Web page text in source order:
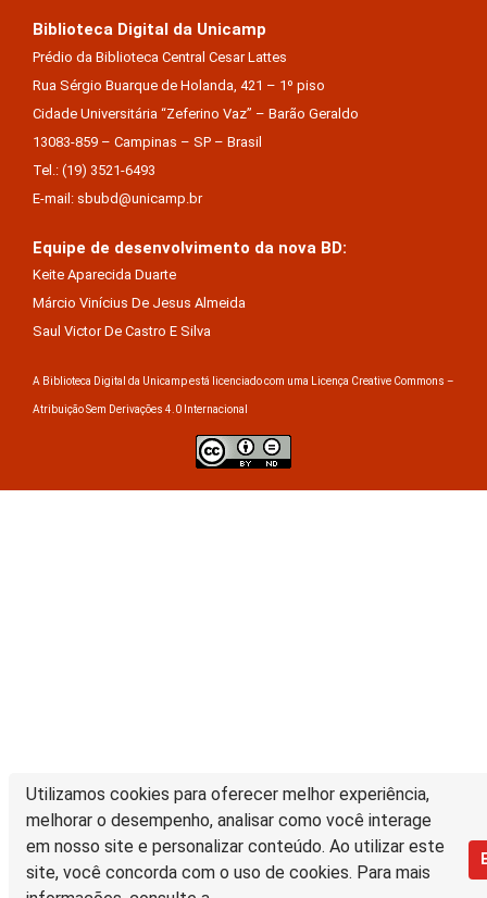
Utilizamos cookies para oferecer melhor experiência,
melhorar o desempenho, analisar como você interage
em nosso site e personalizar conteúdo. Ao utilizar este
site, você concorda com o uso de cookies. Para mais
Biblioteca Digital da Unicamp
Prédio da Biblioteca Central Cesar Lattes
Rua Sérgio Buarque de Holanda, 421 – 1º piso
Cidade Universitária “Zeferino Vaz” – Barão Geraldo
13083-859 – Campinas – SP – Brasil
Tel.: (19) 3521-6493
E-mail: sbubd@unicamp.br
Equipe de desenvolvimento da nova BD:
Keite Aparecida Duarte
Márcio Vinícius De Jesus Almeida
Saul Victor De Castro E Silva
A Biblioteca Digital da Unicamp está licenciado com uma Licença Creative Commons –
Atribuição Sem Derivações 4.0 Internacional